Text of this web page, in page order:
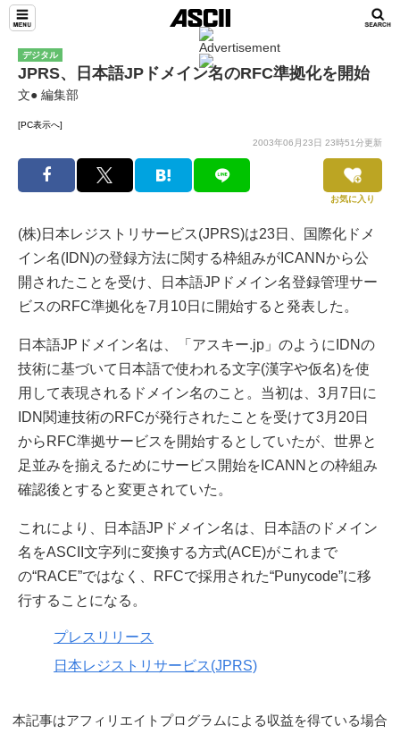
デジタル
JPRS、日本語JPドメイン名のRFC準拠化を開始
文● 編集部
[PC表示へ]
2003年06月23日 23時51分更新
お気に入り
(株)日本レジストリサービス(JPRS)は23日、国際化ドメ
イン名(IDN)の登録方法に関する枠組みがICANNから公
開されたことを受け、日本語JPドメイン名登録管理サー
ビスのRFC準拠化を7月10日に開始すると発表した。
日本語JPドメイン名は、「アスキー.jp」のようにIDNの
技術に基づいて日本語で使われる文字(漢字や仮名)を使
用して表現されるドメイン名のこと。当初は、3月7日に
IDN関連技術のRFCが発行されたことを受けて3月20日
からRFC準拠サービスを開始するとしていたが、世界と
足並みを揃えるためにサービス開始をICANNとの枠組み
確認後とすると変更されていた。
これにより、日本語JPドメイン名は、日本語のドメイン
名をASCII文字列に変換する方式(ACE)がこれまで
の“RACE”ではなく、RFCで採用された“Punycode”に移
行することになる。
プレスリリース
日本レジストリサービス(JPRS)
本記事はアフィリエイトプログラムによる収益を得ている場合